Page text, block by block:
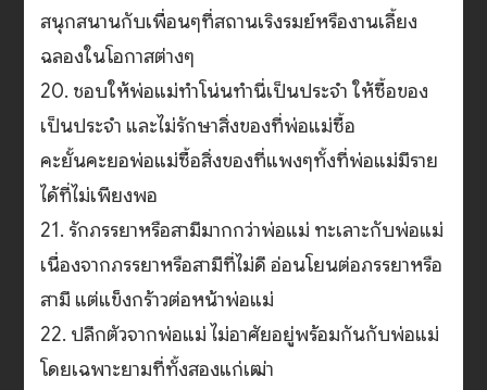
สนุกสนานกับเพื่อนๆที่สถานเริงรมย์หรืองานเลี้ยง
ฉลองในโอกาสต่างๆ
20. ชอบให้พ่อแม่ทำโน่นทำนี่เป็นประจำ ให้ซื้อของ
เป็นประจำ และไม่รักษาสิ่งของที่พ่อแม่ซื้อ
คะยั้นคะยอพ่อแม่ซื้อสิ่งของที่แพงๆทั้งที่พ่อแม่มีราย
ได้ที่ไม่เพียงพอ
21. รักภรรยาหรือสามีมากกว่าพ่อแม่ ทะเลาะกับพ่อแม่
เนื่องจากภรรยาหรือสามีที่ไม่ดี อ่อนโยนต่อภรรยาหรือ
สามี แต่แข็งกร้าวต่อหน้าพ่อแม่
22. ปลีกตัวจากพ่อแม่ ไม่อาศัยอยู่พร้อมกันกับพ่อแม่
โดยเฉพาะยามที่ทั้งสองแก่เฒ่า